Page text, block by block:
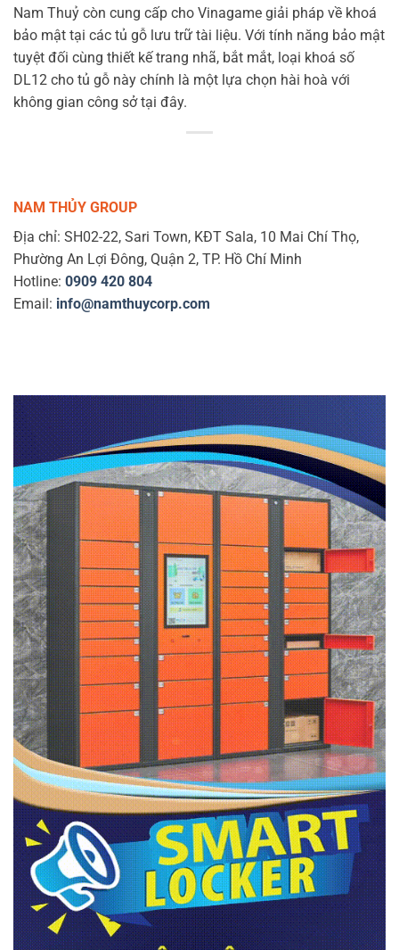
Nam Thuỷ còn cung cấp cho Vinagame giải pháp về khoá
bảo mật tại các tủ gỗ lưu trữ tài liệu. Với tính năng bảo mật
tuyệt đối cùng thiết kế trang nhã, bắt mắt, loại khoá số
DL12 cho tủ gỗ này chính là một lựa chọn hài hoà với
không gian công sở tại đây.
NAM THỦY GROUP
Địa chỉ: SH02-22, Sari Town, KĐT Sala, 10 Mai Chí Thọ,
Phường An Lợi Đông, Quận 2, TP. Hồ Chí Minh
Hotline: 0909 420 804
Email: info@namthuycorp.com